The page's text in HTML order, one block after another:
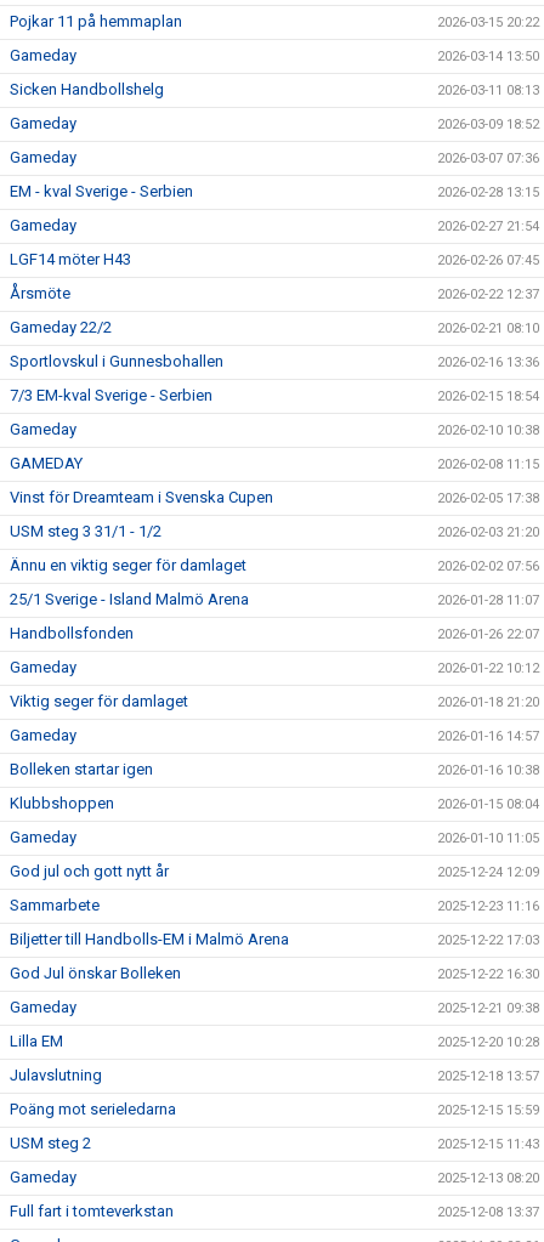
Pojkar 11 på hemmaplan 2026-03-15 20:22
Gameday 2026-03-14 13:50
Sicken Handbollshelg 2026-03-11 08:13
Gameday 2026-03-09 18:52
Gameday 2026-03-07 07:36
EM - kval Sverige - Serbien 2026-02-28 13:15
Gameday 2026-02-27 21:54
LGF14 möter H43 2026-02-26 07:45
Årsmöte 2026-02-22 12:37
Gameday 22/2 2026-02-21 08:10
Sportlovskul i Gunnesbohallen 2026-02-16 13:36
7/3 EM-kval Sverige - Serbien 2026-02-15 18:54
Gameday 2026-02-10 10:38
GAMEDAY 2026-02-08 11:15
Vinst för Dreamteam i Svenska Cupen 2026-02-05 17:38
USM steg 3 31/1 - 1/2 2026-02-03 21:20
Ännu en viktig seger för damlaget 2026-02-02 07:56
25/1 Sverige - Island Malmö Arena 2026-01-28 11:07
Handbollsfonden 2026-01-26 22:07
Gameday 2026-01-22 10:12
Viktig seger för damlaget 2026-01-18 21:20
Gameday 2026-01-16 14:57
Bolleken startar igen 2026-01-16 10:38
Klubbshoppen 2026-01-15 08:04
Gameday 2026-01-10 11:05
God jul och gott nytt år 2025-12-24 12:09
Sammarbete 2025-12-23 11:16
Biljetter till Handbolls-EM i Malmö Arena 2025-12-22 17:03
God Jul önskar Bolleken 2025-12-22 16:30
Gameday 2025-12-21 09:38
Lilla EM 2025-12-20 10:28
Julavslutning 2025-12-18 13:57
Poäng mot serieledarna 2025-12-15 15:59
USM steg 2 2025-12-15 11:43
Gameday 2025-12-13 08:20
Full fart i tomteverkstan 2025-12-08 13:37